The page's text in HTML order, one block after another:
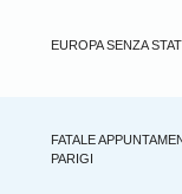
EUROPA SENZA
FATALE
PARIGI